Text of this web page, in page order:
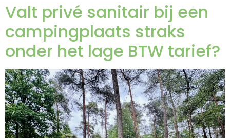
Valt privé sanitair bij een
campingplaats straks
onder het lage BTW tarief?